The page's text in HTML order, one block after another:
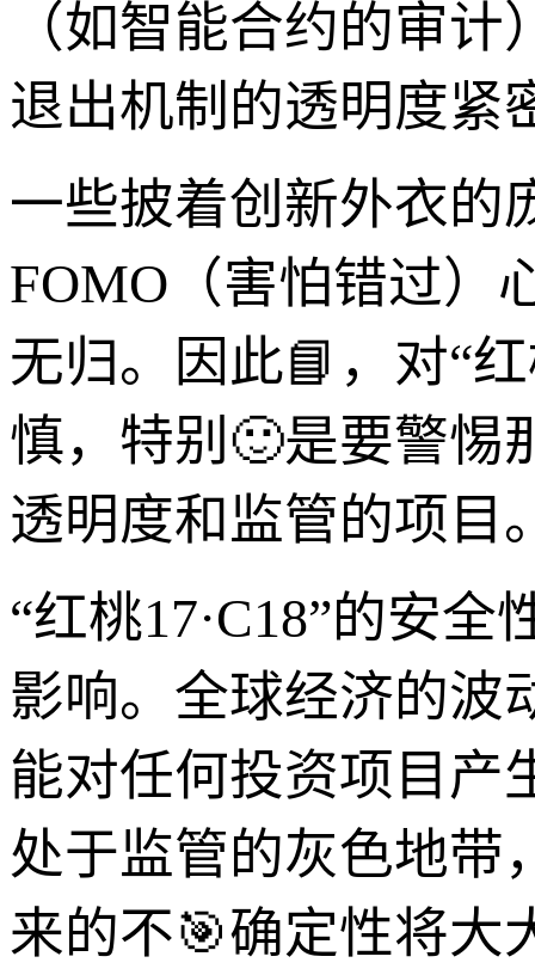
（如智能合约的审
退出机制的透明度紧
一些披着创新外衣的
FOMO（害怕错过）
无归。因此📘，对“
慎，特别🙂是要警惕
透明度和监管的项目
“红桃17·C18”的安
影响。全球经济的波
能对任何投资项目产
处于监管的灰色地带
来的不🎯确定性将大